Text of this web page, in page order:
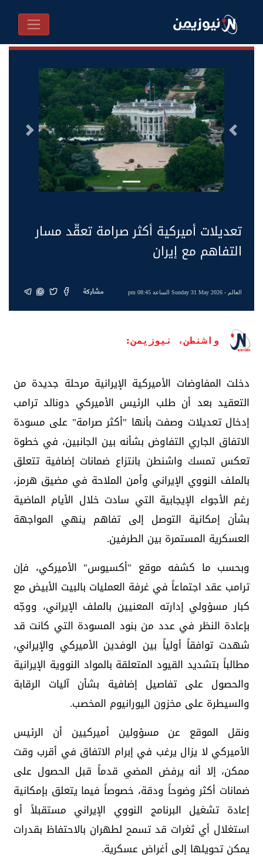
السابق التالى
تعديلات أميركية أكثر صرامة تعقّد مسار
التفاهم مع إيران
العالم - Sunday 31 May 2026 الساعة 08:45 pm مشاركة
واشنطن، نيوزيمن:
دخلت المفاوضات الأميركية الإيرانية مرحلة جديدة من
التعقيد بعد أن طلب الرئيس الأميركي دونالد ترامب
إدخال تعديلات وصفت بأنها "أكثر صرامة" على مسودة
الاتفاق الجاري التفاوض بشأنه بين الجانبين، في خطوة
تعكس تمسك واشنطن بانتزاع ضمانات إضافية تتعلق
بالملف النووي الإيراني وأمن الملاحة في مضيق هرمز،
رغم الأجواء الإيجابية التي سادت خلال الأيام الماضية
بشأن إمكانية التوصل إلى تفاهم ينهي المواجهة
العسكرية المستمرة بين الطرفين.
وبحسب ما كشفه موقع "أكسيوس" الأميركي، فإن
ترامب عقد اجتماعاً في غرفة العمليات بالبيت الأبيض مع
كبار مسؤولي إدارته المعنيين بالملف الإيراني، ووجّه
بإعادة النظر في عدد من بنود المسودة التي كانت قد
شهدت توافقاً أولياً بين الوفدين الأميركي والإيراني،
مطالباً بتشديد القيود المتعلقة بالمواد النووية الإيرانية
والحصول على تفاصيل إضافية بشأن آليات الرقابة
والسيطرة على مخزون اليورانيوم المخصب.
ونقل الموقع عن مسؤولين أميركيين أن الرئيس
الأميركي لا يزال يرغب في إبرام الاتفاق في أقرب وقت
ممكن، إلا أنه يرفض المضي قدماً قبل الحصول على
ضمانات أكثر وضوحاً ودقة، خصوصاً فيما يتعلق بإمكانية
إعادة تشغيل البرنامج النووي الإيراني مستقبلاً أو
استغلال أي ثغرات قد تسمح لطهران بالاحتفاظ بقدرات
يمكن تحويلها إلى أغراض عسكرية.